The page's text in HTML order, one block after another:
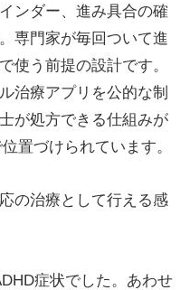
ンダー、進み具合の確
専門家が毎回ついて進
使う前提の設計です。
治療アプリを公的な制
が処方できる仕組みが
置づけられています。
の治療として行える感
症状でした。あわせ